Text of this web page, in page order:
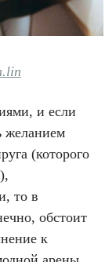
и если
желанием
(которого
то в
обстоит
к